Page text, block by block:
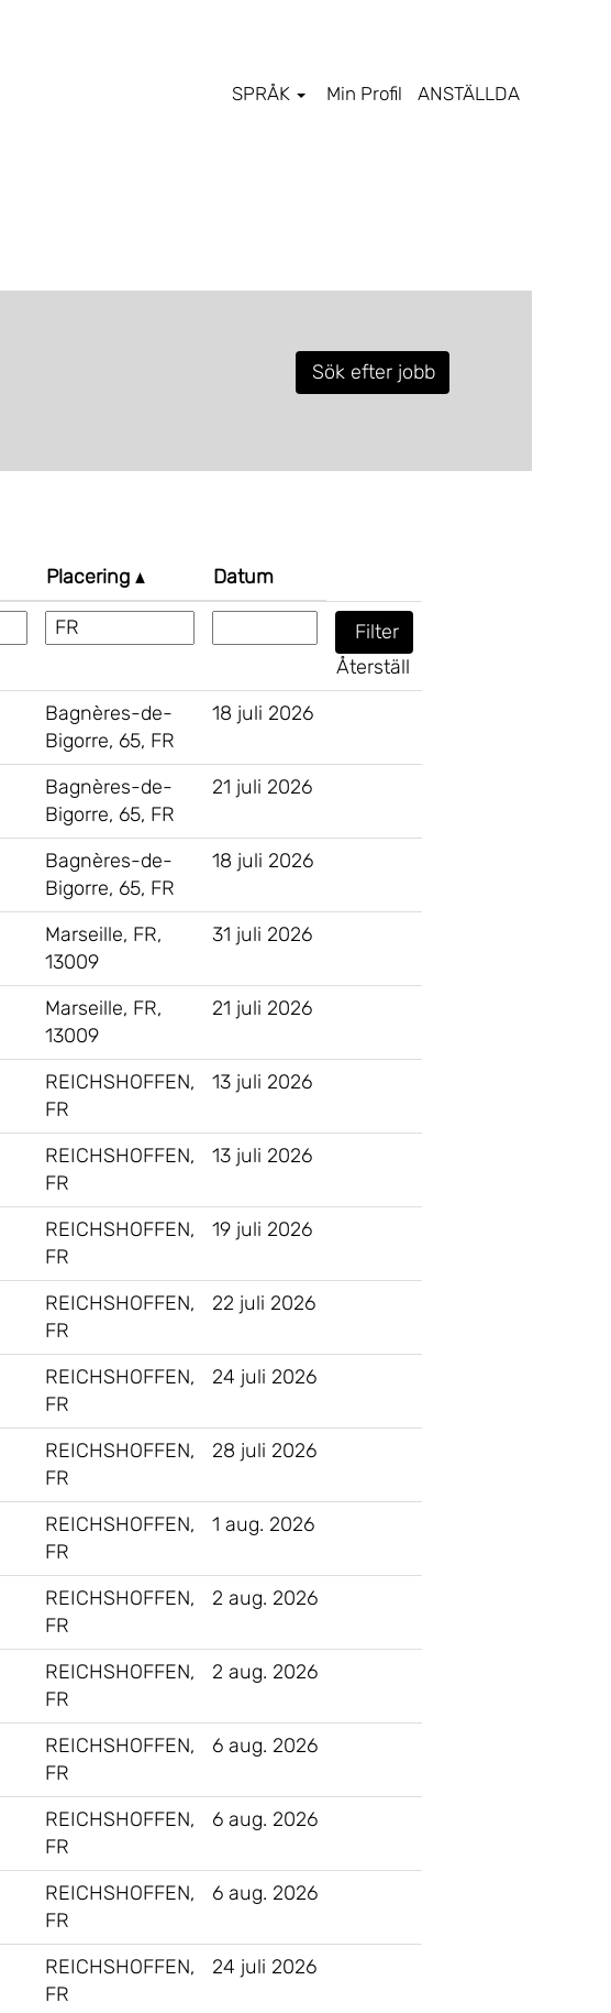
SPRÅK Min Profil ANSTÄLLDA
Placering Datum
Återställ
Bagnères-de-
Bigorre, 65, FR
18 juli 2026
Bagnères-de-
Bigorre, 65, FR
21 juli 2026
Bagnères-de-
Bigorre, 65, FR
18 juli 2026
Marseille, FR,
13009
31 juli 2026
Marseille, FR,
13009
21 juli 2026
REICHSHOFFEN,
FR
13 juli 2026
REICHSHOFFEN,
FR
13 juli 2026
REICHSHOFFEN,
FR
19 juli 2026
REICHSHOFFEN,
FR
22 juli 2026
REICHSHOFFEN,
FR
24 juli 2026
REICHSHOFFEN,
FR
28 juli 2026
REICHSHOFFEN,
FR
1 aug. 2026
REICHSHOFFEN,
FR
2 aug. 2026
REICHSHOFFEN,
FR
2 aug. 2026
REICHSHOFFEN,
FR
6 aug. 2026
REICHSHOFFEN,
FR
6 aug. 2026
REICHSHOFFEN,
FR
6 aug. 2026
REICHSHOFFEN,
FR
24 juli 2026